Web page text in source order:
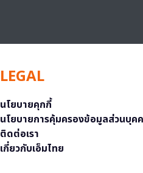
LEGAL
นโยบายคุกกี้
นโยบายการคุ้มครองข้อมูลส่วนบุค
ติดต่อเรา
เกี่ยวกับเอ็มไทย